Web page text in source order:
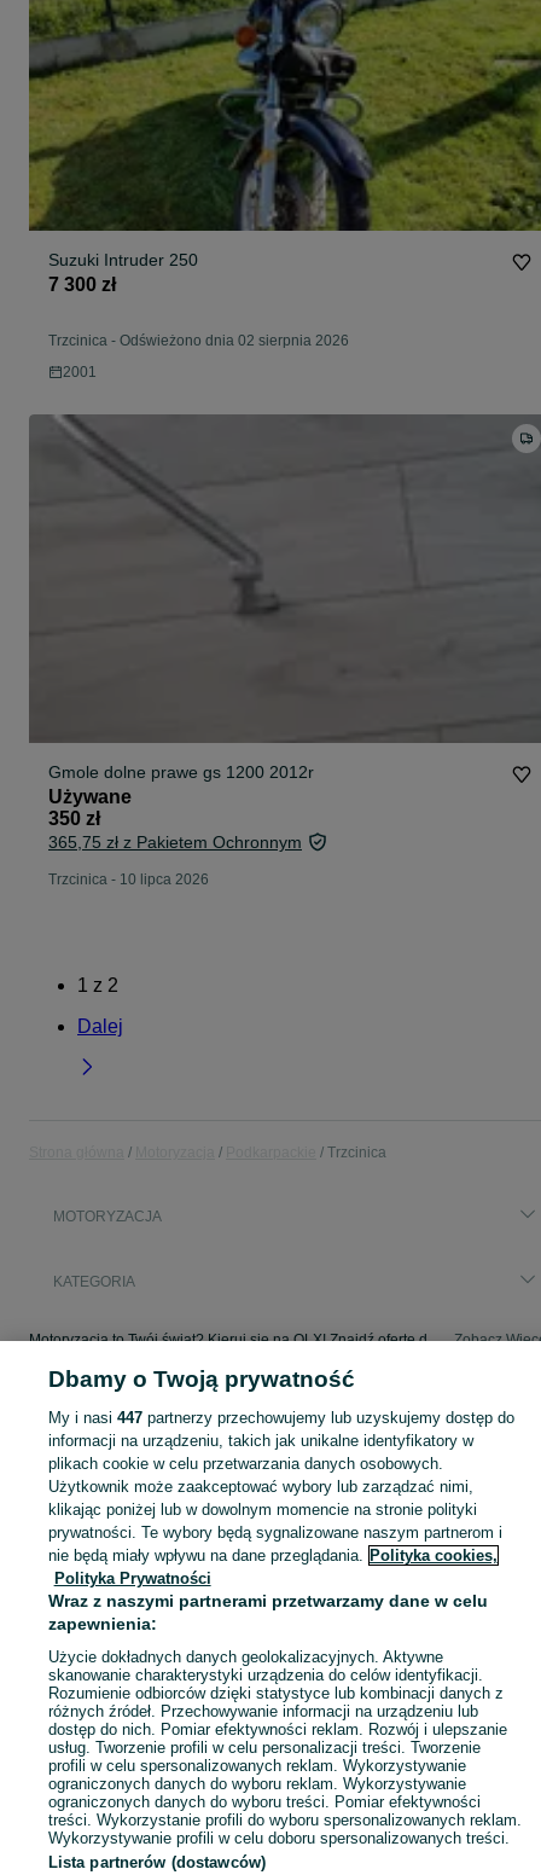
Suzuki Intruder 250
7 300 zł
Trzcinica - Odświeżono dnia 02 sierpnia 2026
2001
Gmole dolne prawe gs 1200 2012r
Używane
350 zł
365,75 zł z Pakietem Ochronnym
Trzcinica - 10 lipca 2026
1 z 2
Dalej
Trzcinica
MOTORYZACJA
KATEGORIA
Motoryzacja to Twój świat? Kieruj się na OLX! Znajdź ofertę dla siebie w kategorii Motoryzacja na OLX - Trzcinica i okolice! Zobacz
Mapa kategorii
Mapa miejscowości
Mapa ministron
Popularne wyszukiwania
Dbamy o Twoją prywatność
My i nasi 447partnerzy przechowujemy lub uzyskujemy dostęp do
informacji na urządzeniu, takich jak unikalne identyfikatory w
plikach cookie w celu przetwarzania danych osobowych.
Użytkownik może zaakceptować wybory lub zarządzać nimi,
klikając poniżej lub w dowolnym momencie na stronie polityki
prywatności. Te wybory będą sygnalizowane naszym partnerom i
nie będą miały wpływu na dane przeglądania. Polityka cookies,
Polityka Prywatności
Wraz z naszymi partnerami przetwarzamy dane w celu
zapewnienia:
Użycie dokładnych danych geolokalizacyjnych. Aktywne
skanowanie charakterystyki urządzenia do celów identyfikacji.
Rozumienie odbiorców dzięki statystyce lub kombinacji danych z
różnych źródeł. Przechowywanie informacji na urządzeniu lub
dostęp do nich. Pomiar efektywności reklam. Rozwój i ulepszanie
usług. Tworzenie profili w celu personalizacji treści. Tworzenie
profili w celu spersonalizowanych reklam. Wykorzystywanie
ograniczonych danych do wyboru reklam. Wykorzystywanie
ograniczonych danych do wyboru treści. Pomiar efektywności
treści. Wykorzystanie profili do wyboru spersonalizowanych reklam.
Wykorzystywanie profili w celu doboru spersonalizowanych treści.
Lista partnerów (dostawców)